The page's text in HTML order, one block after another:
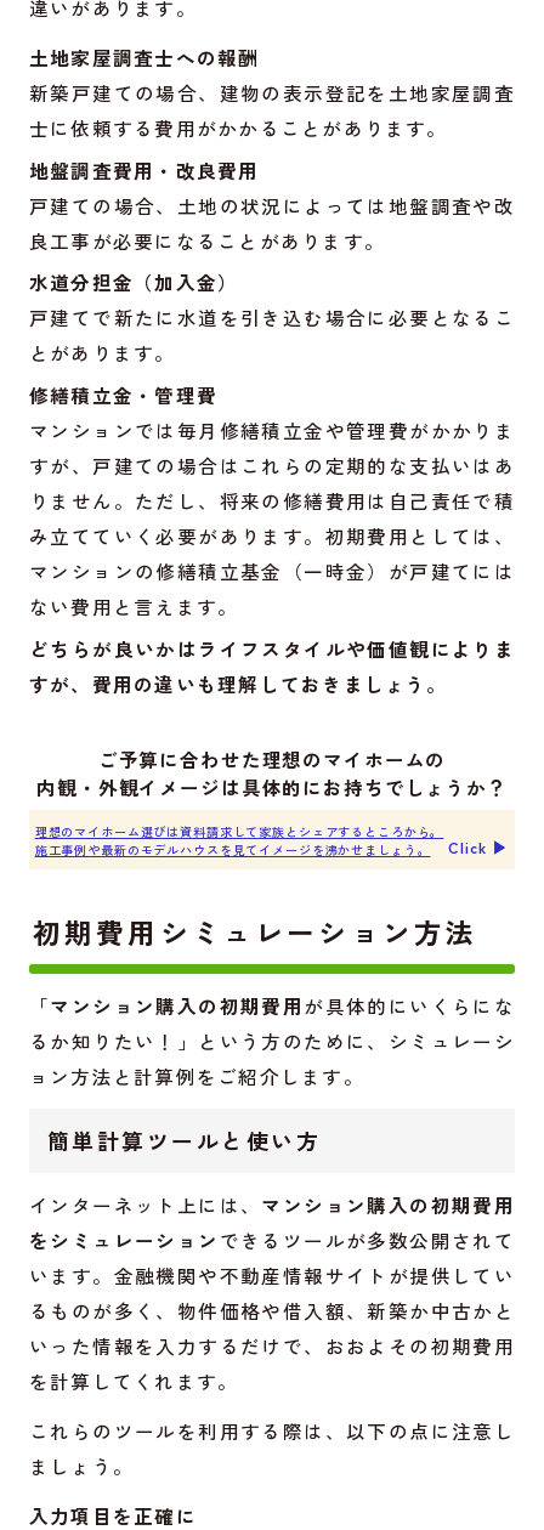
違いがあります。
土地家屋調査士への報酬
新築戸建ての場合、建物の表示登記を土地家屋調査
士に依頼する費用がかかることがあります。
地盤調査費用・改良費用
戸建ての場合、土地の状況によっては地盤調査や改
良工事が必要になることがあります。
水道分担金（加入金）
戸建てで新たに水道を引き込む場合に必要となるこ
とがあります。
修繕積立金・管理費
マンションでは毎月修繕積立金や管理費がかかりま
すが、戸建ての場合はこれらの定期的な支払いはあ
りません。ただし、将来の修繕費用は自己責任で積
み立てていく必要があります。初期費用としては、
マンションの修繕積立基金（一時金）が戸建てには
ない費用と言えます。
どちらが良いかはライフスタイルや価値観によりま
すが、費用の違いも理解しておきましょう。
ご予算に合わせた理想のマイホームの
内観・外観イメージは具体的にお持ちでしょうか？
理想のマイホーム選びは資料請求して家族とシェアするところから。
施工事例や最新のモデルハウスを見てイメージを沸かせましょう。
Click ▶︎
初期費用シミュレーション方法
「マンション購入の初期費用が具体的にいくらにな
るか知りたい！」という方のために、シミュレーシ
ョン方法と計算例をご紹介します。
簡単計算ツールと使い方
インターネット上には、 マンション購入の初期費用
をシミュレーション できるツールが多数公開されて
います。金融機関や不動産情報サイトが提供してい
るものが多く、物件価格や借入額、新築か中古かと
いった情報を入力するだけで、おおよその初期費用
を計算してくれます。
これらのツールを利用する際は、以下の点に注意し
ましょう。
入力項目を正確に